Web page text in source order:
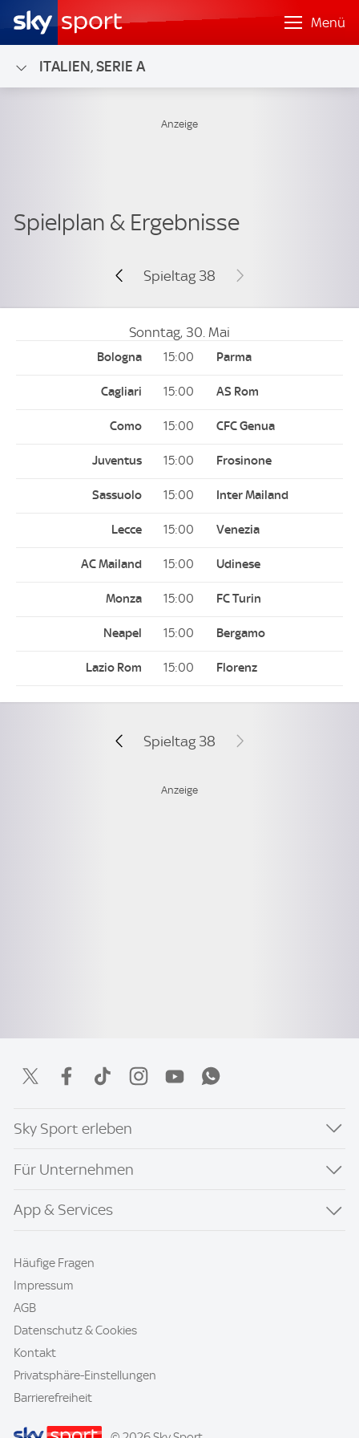
Menü
ITALIEN, SERIE A
Spieltag 38
Sonntag, 30. Mai
15:00
15:00
15:00
15:00
15:00
15:00
15:00
15:00
15:00
15:00
Spieltag 38
Sky Sport erleben
Für Unternehmen
App & Services
Häufige Fragen
Impressum
AGB
Datenschutz & Cookies
Kontakt
Privatsphäre-Einstellungen
Barrierefreiheit